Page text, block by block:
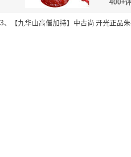
3、【九华山高僧加持】中古尚 开光正品